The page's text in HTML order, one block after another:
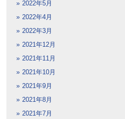
2022年5月
2022年4月
2022年3月
2021年12月
2021年11月
2021年10月
2021年9月
2021年8月
2021年7月